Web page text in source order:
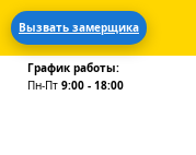
Вызвать замерщика
График работы:
Пн-Пт 9:00 - 18:00